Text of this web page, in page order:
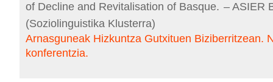
of Decline and Revitalisation of Basque. – ASIER
(Soziolinguistika Klusterra)
Arnasguneak Hizkuntza Gutxituen Biziberritzean.
konferentzia.